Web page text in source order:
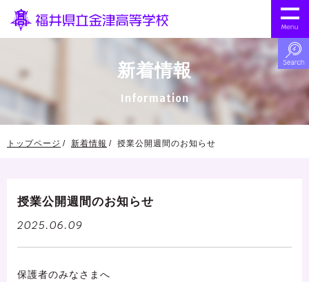
新着情報
Information
トップページ 新着情報 授業公開週間のお知らせ
授業公開週間のお知らせ
2025.06.09
保護者のみなさまへ